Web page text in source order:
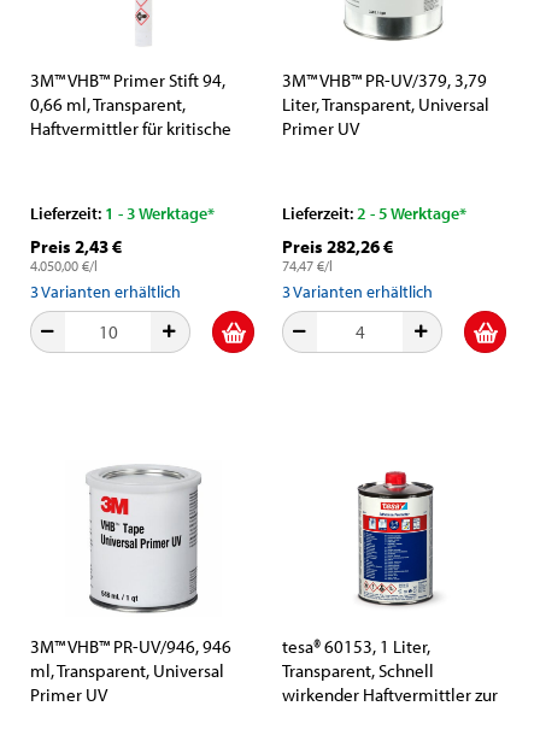
3M™ VHB™ Primer Stift 94,
0,66 ml, Transparent,
Haftvermittler für kritische
Lieferzeit: 1 - 3 Werktage*
Preis 2,43 €
4.050,00 €/l
3Varianten erhältlich
3M™ VHB™ PR-UV/379, 3,79
Liter, Transparent, Universal
Primer UV
Lieferzeit:2 - 5 Werktage*
Preis 282,26 €
74,47 €/l
3Varianten erhältlich
3M™ VHB™ PR-UV/946, 946
ml, Transparent, Universal
Primer UV
tesa® 60153, 1 Liter,
Transparent, Schnell
wirkender Haftvermittler zur